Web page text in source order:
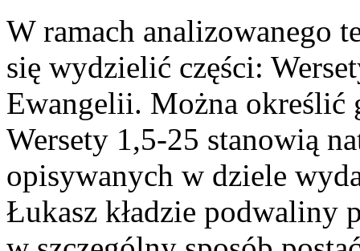
W ramach analizowanego
się wydzielić części:
Ewangelii. Można określić
Wersety 1,5-25 stanowią
opisywanych w dziele
Łukasz kładzie podwaliny